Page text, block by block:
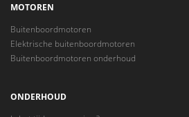
MOTOREN
Buitenboordmotoren
Elektrische buitenboordmotoren
Buitenboordmotoren onderhoud
ONDERHOUD